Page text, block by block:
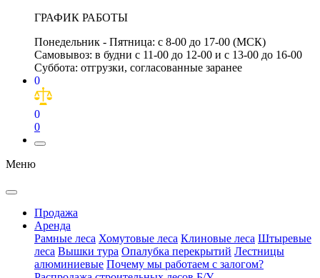
ГРАФИК РАБОТЫ
Понедельник - Пятница: с 8-00 до 17-00 (МСК)
Самовывоз: в будни с 11-00 до 12-00 и с 13-00 до 16-00
Суббота: отгрузки, согласованные заранее
0
0
0
Меню
Продажа
Аренда
Рамные леса Хомутовые леса Клиновые леса Штыревые
леса Вышки тура Опалубка перекрытий Лестницы
алюминиевые Почему мы работаем с залогом?